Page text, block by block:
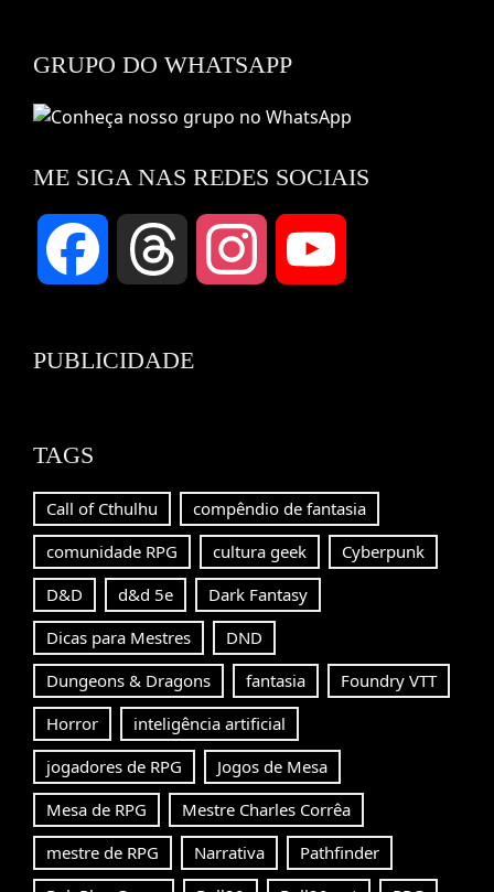
GRUPO DO WHATSAPP
ME SIGA NAS REDES SOCIAIS
Facebook Threads Instagram
PUBLICIDADE
TAGS
Call of Cthulhu
compêndio de fantasia
comunidade RPG
cultura geek
Cyberpunk
D&D
d&d 5e
Dark Fantasy
Dicas para Mestres
DND
Dungeons & Dragons
fantasia
Foundry VTT
Horror
inteligência artificial
jogadores de RPG
Jogos de Mesa
Mesa de RPG
Mestre Charles Corrêa
mestre de RPG
Narrativa
Pathfinder